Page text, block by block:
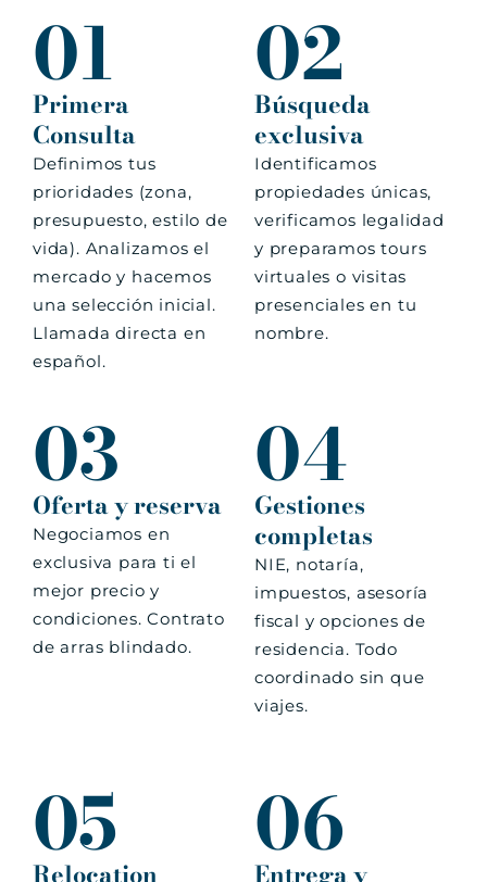
01
Primera
Consulta
Definimos tus
prioridades (zona,
presupuesto, estilo de
vida). Analizamos el
mercado y hacemos
una selección inicial.
Llamada directa en
español.
02
Búsqueda
exclusiva
Identificamos
propiedades únicas,
verificamos legalidad
y preparamos tours
virtuales o visitas
presenciales en tu
nombre.
03
Oferta y reserva
Negociamos en
exclusiva para ti el
mejor precio y
condiciones. Contrato
de arras blindado.
04
Gestiones
completas
NIE, notaría,
impuestos, asesoría
fiscal y opciones de
residencia. Todo
coordinado sin que
viajes.
05
Relocation
06
Entrega y